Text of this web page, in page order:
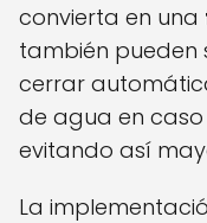
convierta en una
también
cerrar
de agua en
evitando así
La